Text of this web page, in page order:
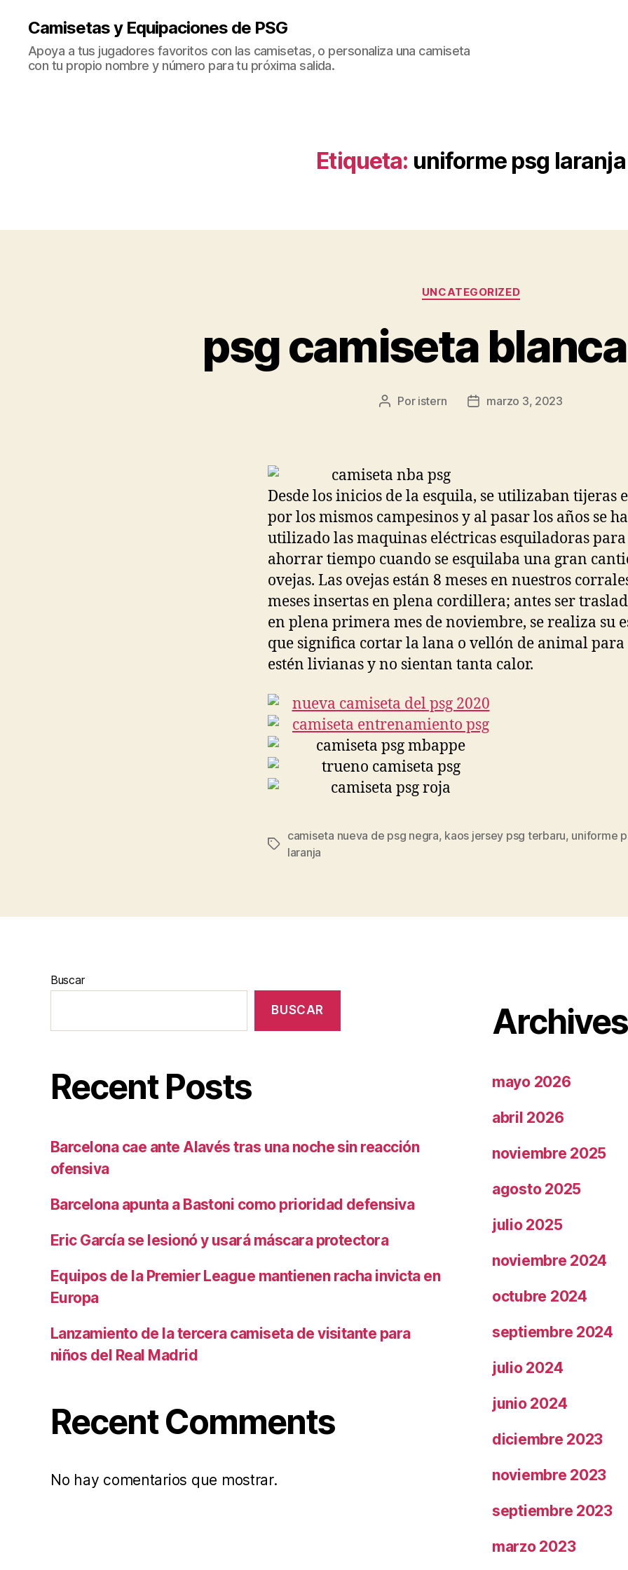
Camisetas y Equipaciones de PSG
Apoya a tus jugadores favoritos con las camisetas, o personaliza una camiseta
con tu propio nombre y número para tu próxima salida.
Etiqueta: uniforme psg laranja
Categorías
UNCATEGORIZED
psg camiseta
Autor
Por istern
Fechamarzo 3, 2023
Desde los inicios de la esquila, se utilizaban tijeras
por los mismos campesinos y al pasar los años se
utilizado las maquinas eléctricas esquiladoras para
ahorrar tiempo cuando se esquilaba una gran
ovejas. Las ovejas están 8 meses en nuestros
meses insertas en plena cordillera; antes ser
en plena primera mes de noviembre, se realiza su
que significa cortar la lana o vellón de animal para
estén livianas y no sientan tanta calor.
Etiquetas
camiseta nueva de psg negra, kaos jersey psg terbaru, uniforme
laranja
Buscar
BUSCAR
Recent Posts
Barcelona cae ante Alavés tras una noche sin reacción
ofensiva
Barcelona apunta a Bastoni como prioridad defensiva
Eric García se lesionó y usará máscara protectora
Equipos de la Premier League mantienen racha invicta en
Europa
Lanzamiento de la tercera camiseta de visitante para
niños del Real Madrid
Recent Comments
No hay comentarios que mostrar.
Archives
mayo 2026
abril 2026
noviembre 2025
agosto 2025
julio 2025
noviembre 2024
octubre 2024
septiembre 2024
julio 2024
junio 2024
diciembre 2023
noviembre 2023
septiembre 2023
marzo 2023